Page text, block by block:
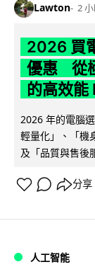
Lawton 2
2026 買
優惠 從
的高效能
2026 年的電腦
輕量化」、「機
及「品質與售後
分享
人工智能